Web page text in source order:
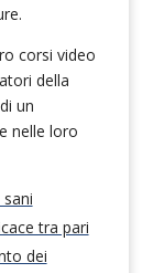
corsi video
della
un
nelle loro
tra pari
dei